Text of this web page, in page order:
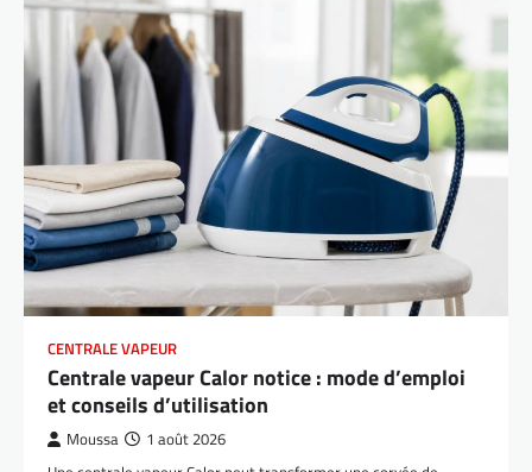
CENTRALE VAPEUR
Centrale vapeur Calor notice : mode d’emploi
et conseils d’utilisation
Moussa 1 août 2026